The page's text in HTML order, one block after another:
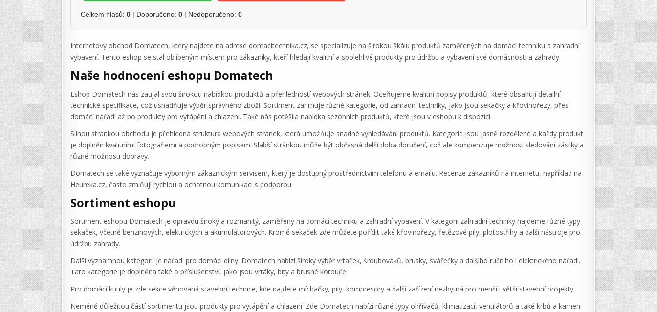
Celkem hlasů: 0 | Doporučeno: 0 | Nedoporučeno: 0
Internetový obchod Domatech, který najdete na adrese domacitechnika.cz, se specializuje na širokou škálu produktů zaměřených na domácí techniku a zahradní
vybavení. Tento eshop se stal oblíbeným místem pro zákazníky, kteří hledají kvalitní a spolehlivé produkty pro údržbu a vybavení své domácnosti a zahrady.
Naše hodnocení eshopu Domatech
Eshop Domatech nás zaujal svou širokou nabídkou produktů a přehledností webových stránek. Oceňujeme kvalitní popisy produktů, které obsahují detailní
technické specifikace, což usnadňuje výběr správného zboží. Sortiment zahrnuje různé kategorie, od zahradní techniky, jako jsou sekačky a křovinořezy, přes
domácí nářadí až po produkty pro vytápění a chlazení. Také nás potěšila nabídka sezónních produktů, které jsou v eshopu k dispozici.
Silnou stránkou obchodu je přehledná struktura webových stránek, která umožňuje snadné vyhledávání produktů. Kategorie jsou jasně rozdělené a každý produkt
je doplněn kvalitními fotografiemi a podrobným popisem. Slabší stránkou může být občasná delší doba doručení, což ale kompenzuje možnost sledování zásilky a
různé možnosti dopravy.
Domatech se také vyznačuje výborným zákaznickým servisem, který je dostupný prostřednictvím telefonu a emailu. Recenze zákazníků na internetu, například na
Heureka.cz, často zmiňují rychlou a ochotnou komunikaci s podporou.
Sortiment eshopu
Sortiment eshopu Domatech je opravdu široký a rozmanitý, zaměřený na domácí techniku a zahradní vybavení. V kategorii zahradní techniky najdeme různé typy
sekaček, včetně benzinových, elektrických a akumulátorových. Kromě sekaček zde můžete pořídit také křovinořezy, řetězové pily, plotostřihy a další nástroje pro
údržbu zahrady.
Další významnou kategorií je nářadí pro domácí dílny. Domatech nabízí široký výběr vrtaček, šroubováků, brusky, svářečky a dalšího ručního i elektrického nářadí.
Tato kategorie je doplněna také o příslušenství, jako jsou vrtáky, bity a brusné kotouče.
Pro domácí kutily je zde sekce věnovaná stavební technice, kde najdete míchačky, pily, kompresory a další zařízení nezbytná pro menší i větší stavební projekty.
Neméně důležitou částí sortimentu jsou produkty pro vytápění a chlazení. Zde Domatech nabízí různé typy ohřívačů, klimatizací, ventilátorů a také krbů a kamen.